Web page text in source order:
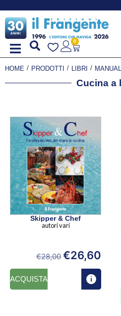
0
HOME / PRODOTTI / LIBRI / MANUALI
Cucina a
Skipper & Chef
autori vari
€28,00 €26,60
ACQUISTA